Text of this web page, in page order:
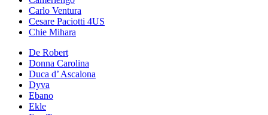
Carlo Ventura
Cesare Paciotti 4US
Chie Mihara
De Robert
Donna Carolina
Duca d’ Ascalona
Dyva
Ebano
Ekle